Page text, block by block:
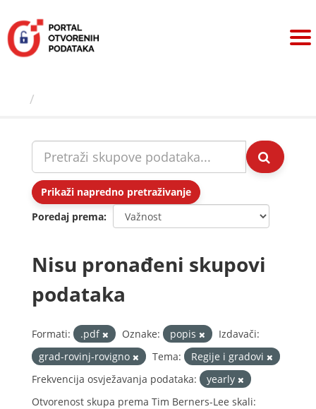
sadržaj
Prikaži napredno pretraživanje
Poredaj prema
Nisu pronađeni skupovi
podataka
Formati: .pdf Oznake: popis
Izdavači:
grad-rovinj-rovigno
Tema:
Regije i gradovi
Frekvencija osvježavanja podataka:
yearly
Otvorenost skupa prema Tim Berners-Lee skali: